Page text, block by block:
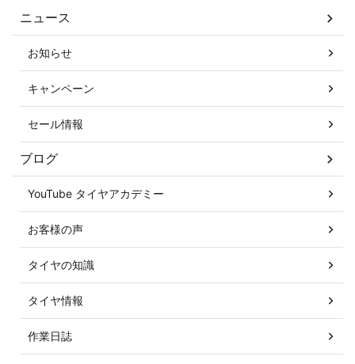
ニュース
お知らせ
キャンペーン
セール情報
ブログ
YouTube タイヤアカデミー
お客様の声
タイヤの知識
タイヤ情報
作業日誌